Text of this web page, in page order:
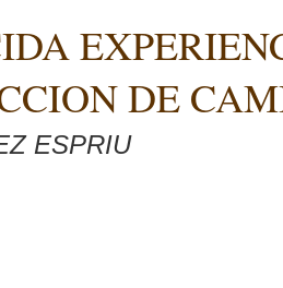
DE
ESPRIU